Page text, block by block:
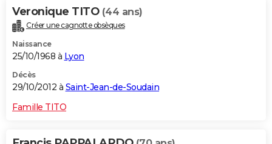
Veronique TITO (44 ans)
Créer une cagnotte obsèques
Naissance
25/10/1968 à Lyon
Décès
29/10/2012 à Saint-Jean-de-Soudain
Famille TITO